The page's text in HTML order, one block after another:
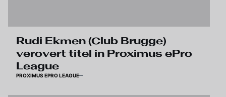
Rudi Ekmen (Club Brugge)
verovert titel in Proximus ePro
League
PROXIMUS EPRO LEAGUE